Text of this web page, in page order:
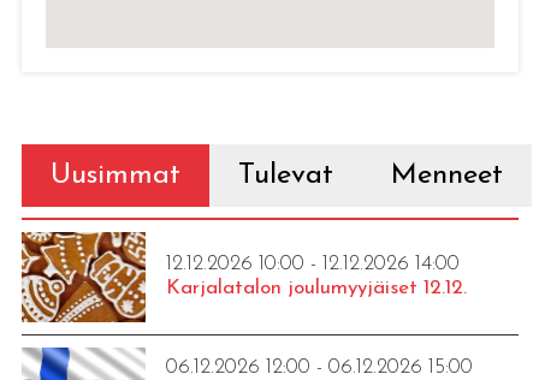
Uusimmat Tulevat Menneet
12.12.2026 10:00 - 12.12.2026 14:00
Karjalatalon joulumyyjäiset 12.12.
06.12.2026 12:00 - 06.12.2026 15:00